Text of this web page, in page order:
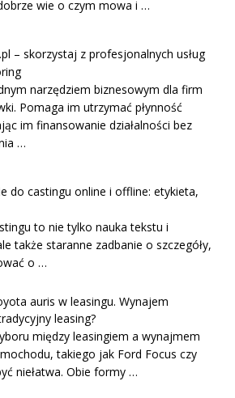
wie o czym mowa i …
– skorzystaj z profesjonalnych usług
narzędziem biznesowym dla firm
Pomaga im utrzymać płynność
im finansowanie działalności bez
…
do castingu online i offline: etykieta,
to nie tylko nauka tekstu i
także staranne zadbanie o szczegóły,
o …
auris w leasingu. Wynajem
leasing?
między leasingiem a wynajmem
takiego jak Ford Focus czy
niełatwa. Obie formy …